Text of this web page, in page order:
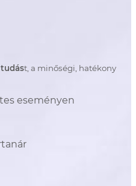
t, a minőségi, hatékony
eseményen